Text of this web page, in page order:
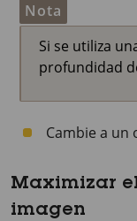
Nota
Si se utiliza
profundidad
Cambie a
Maximizar
imagen